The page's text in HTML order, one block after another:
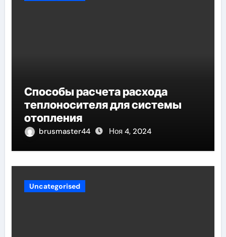
Способы расчета расхода
теплоносителя для системы
отопления
brusmaster44 Ноя 4, 2024
Uncategorised